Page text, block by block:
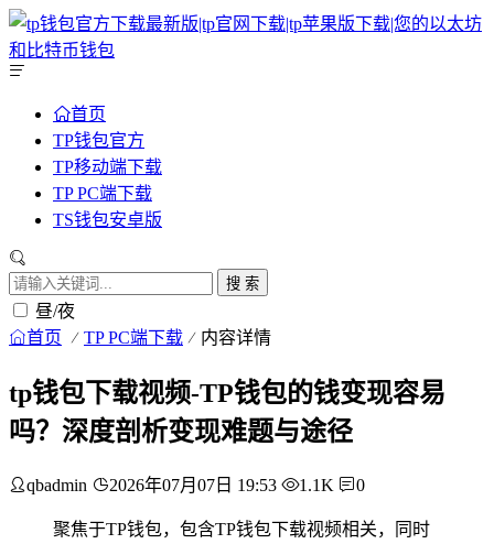
首页
TP钱包官方
TP移动端下载
TP PC端下载
TS钱包安卓版
搜 索
昼/夜
首页 TP PC端下载 内容详情
tp钱包下载视频-TP钱包的钱变现容易
吗？深度剖析变现难题与途径
qbadmin 2026年07月07日 19:53 1.1K 0
聚焦于TP钱包，包含TP钱包下载视频相关，同时